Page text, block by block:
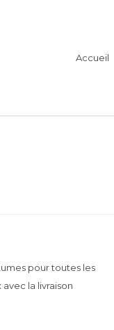
Accueil
pour toutes les
la livraison